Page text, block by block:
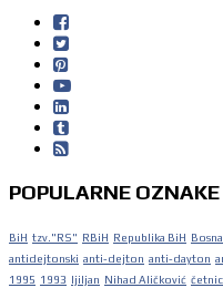
POPULARNE OZNAKE
BiH tzv."RS" RBiH Republika BiH
antidejtonski anti-dejton anti-dayton
1995 1993 ljiljan Nihad Aličković